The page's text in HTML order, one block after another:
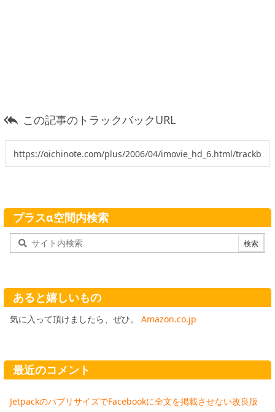
 この記事のトラックバックURL
プラスα空間内検索
あると嬉しいもの
気に入って頂けましたら、ぜひ。 Amazon.co.jp
最近のコメント
JetpackのパブリサイズでFacebookに全文を掲載させない改良版